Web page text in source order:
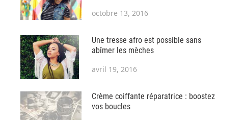
octobre 13, 2016
Une tresse afro est possible sans
abîmer les mèches
avril 19, 2016
Crème coiffante réparatrice : boostez
vos boucles